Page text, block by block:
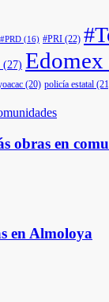
#PRD (16) #PRI (22)
(27) Edomex
(20) policía estatal
obras en
en Almoloya